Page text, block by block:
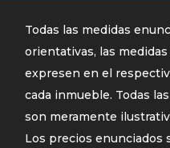
Todas las medidas
orientativas, las
expresen en el
cada inmueble. Todas
son meramente
Los precios enunciados